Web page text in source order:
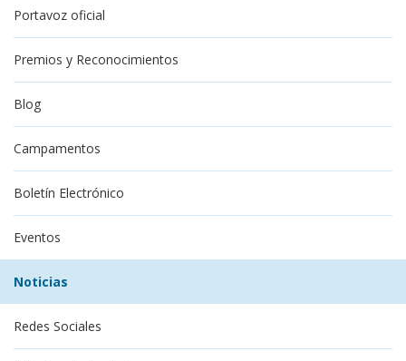
Portavoz oficial
Premios y Reconocimientos
Blog
Campamentos
Boletín Electrónico
Eventos
Noticias
Redes Sociales